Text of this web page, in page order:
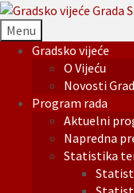
Menu
Gradsko vijeće
O Vijeću
Novosti
Program rada
Aktuelni
Napredna
Statistika